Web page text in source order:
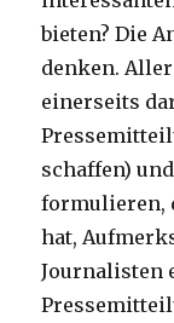
bieten? Die
denken.
einerseits
schaffen)
formulieren,
hat,
Journalisten